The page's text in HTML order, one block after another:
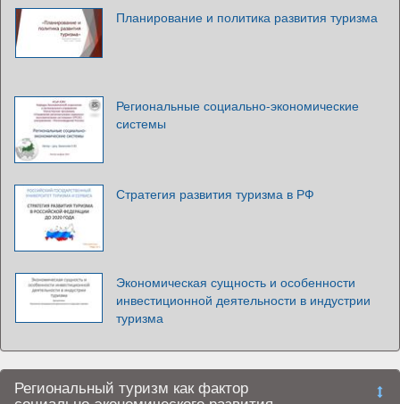
Планирование и политика развития туризма
Региональные социально-экономические
системы
Стратегия развития туризма в РФ
Экономическая сущность и особенности
инвестиционной деятельности в индустрии
туризма
Региональный туризм как фактор